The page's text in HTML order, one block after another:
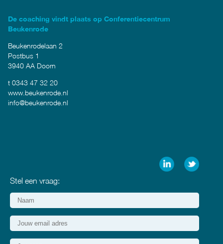
De coaching vindt plaats op Conferentiecentrum
Beukenrode
Beukenrodelaan 2
Postbus 1
3940 AA Doorn
t 0343 47 32 20
www.beukenrode.nl
info@beukenrode.nl
Stel een vraag: